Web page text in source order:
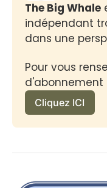
The Big Whale
indépendant
dans une
Pour vous
d'abonnement
Cliquez ICI